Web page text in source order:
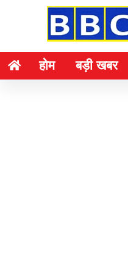
होम बड़ी खबर